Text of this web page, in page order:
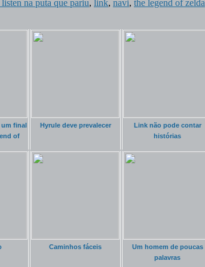
na puta que pariu, link, navi, the legend of zelda
um final
of
Hyrule deve prevalecer
Link não pode contar
histórias
Caminhos fáceis
Um homem de poucas
palavras